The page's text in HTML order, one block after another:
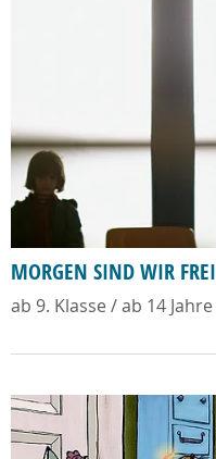
MORGEN SIND WIR FREI
ab 9. Klasse / ab 14 Jahre